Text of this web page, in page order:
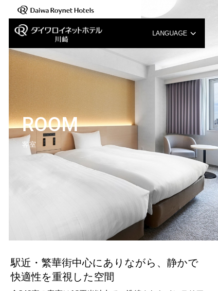
LANGUAGE
中文（簡体字）
한국어
ROOM
客室
駅近・繁華街中心にありながら、静かで
快適性を重視した空間